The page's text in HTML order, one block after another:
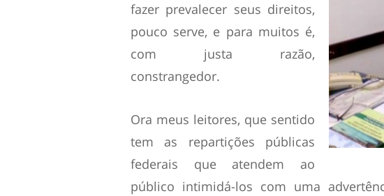
fazer prevalecer seus direitos,
pouco serve, e para muitos é,
com justa razão,
constrangedor.
Ora meus leitores, que sentido
tem as repartições públicas
federais que atendem ao
público intimidá-los com uma